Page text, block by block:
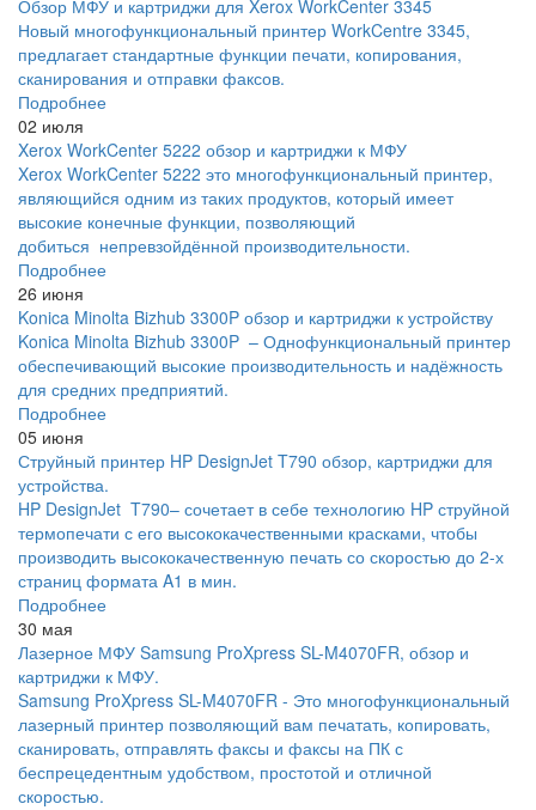
Обзор МФУ и картриджи для Xerox WorkCenter 3345
Новый многофункциональный принтер WorkCentre 3345,
предлагает стандартные функции печати, копирования,
сканирования и отправки факсов.
Подробнее
02 июля
Xerox WorkCenter 5222 обзор и картриджи к МФУ
Xerox WorkCenter 5222 это многофункциональный принтер,
являющийся одним из таких продуктов, который имеет
высокие конечные функции, позволяющий
добиться непревзойдённой производительности.
Подробнее
26 июня
Konica Minolta Bizhub 3300P обзор и картриджи к устройству
Konica Minolta Bizhub 3300P – Однофункциональный принтер
обеспечивающий высокие производительность и надёжность
для средних предприятий.
Подробнее
05 июня
Струйный принтер HP DesignJet T790 обзор, картриджи для
устройства.
HP DesignJet T790– сочетает в себе технологию HP струйной
термопечати с его высококачественными красками, чтобы
производить высококачественную печать со скоростью до 2-х
страниц формата A1 в мин.
Подробнее
30 мая
Лазерное МФУ Samsung ProXpress SL-M4070FR, обзор и
картриджи к МФУ.
Samsung ProXpress SL-M4070FR - Это многофункциональный
лазерный принтер позволяющий вам печатать, копировать,
сканировать, отправлять факсы и факсы на ПК с
беспрецедентным удобством, простотой и отличной
скоростью.